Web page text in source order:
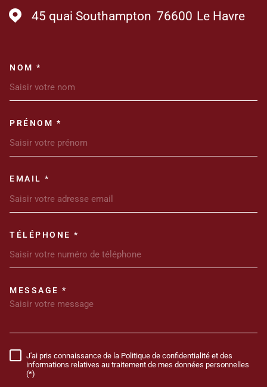
45 quai Southampton 76600 Le Havre
NOM *
PRÉNOM *
EMAIL *
TÉLÉPHONE *
TRAD_MELTEM_VOREDEMANDE
MESSAGE *
RÈGLEMENTATION
J'ai pris connaissance de la Politique de confidentialité et des
informations relatives au traitement de mes données personnelles
(*)